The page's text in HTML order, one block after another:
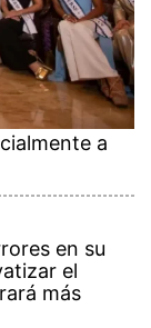
a
en su
el
más